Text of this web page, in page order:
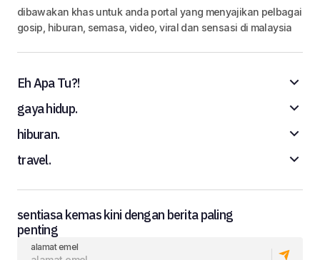
dibawakan khas untuk anda portal yang menyajikan pelbagai
gosip, hiburan, semasa, video, viral dan sensasi di malaysia
Eh Apa Tu?!
gaya hidup.
hiburan.
travel.
sentiasa kemas kini dengan berita paling
penting
alamat emel